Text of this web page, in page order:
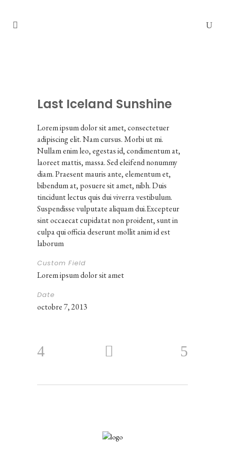
Last Iceland Sunshine
Lorem ipsum dolor sit amet, consectetuer
adipiscing elit. Nam cursus. Morbi ut mi.
Nullam enim leo, egestas id, condimentum at,
laoreet mattis, massa. Sed eleifend nonummy
diam. Praesent mauris ante, elementum et,
bibendum at, posuere sit amet, nibh. Duis
tincidunt lectus quis dui viverra vestibulum.
Suspendisse vulputate aliquam dui.Excepteur
sint occaecat cupidatat non proident, sunt in
culpa qui officia deserunt mollit anim id est
laborum
Custom Field
Lorem ipsum dolor sit amet
Date
octobre 7, 2013